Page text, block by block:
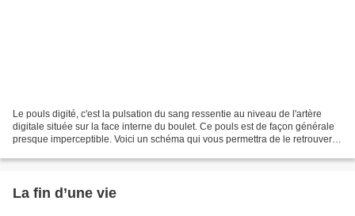
Le pouls digité, c'est la pulsation du sang ressentie au niveau de l'artère
digitale située sur la face interne du boulet. Ce pouls est de façon générale
presque imperceptible. Voici un schéma qui vous permettra de le retrouver
La fin d’une vie